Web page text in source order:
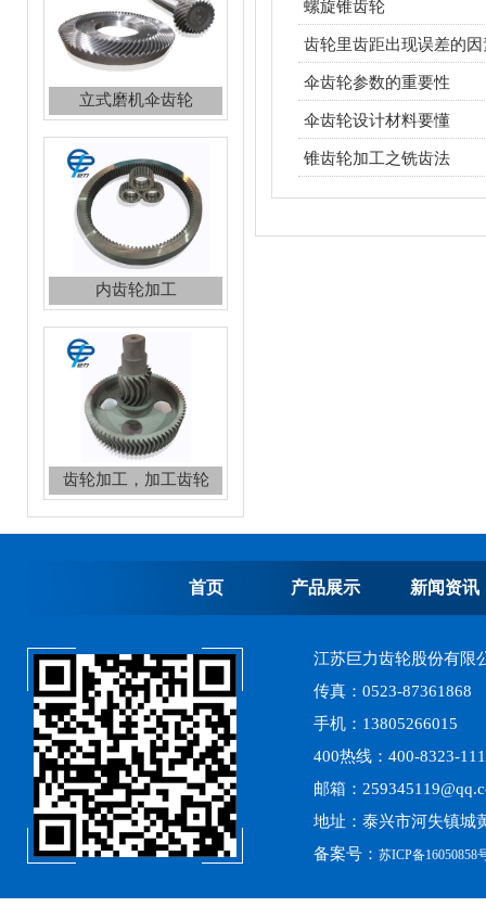
立式磨机伞齿轮
内齿轮加工
齿轮加工，加工齿轮
高精度齿轮加工
离心式选粉机锥齿轮系列
螺旋锥齿轮
齿轮里齿距出现误差的因
伞齿轮参数的重要性
伞齿轮设计材料要懂
锥齿轮加工之铣齿法
首页 产品展示 新闻资讯
江苏巨力齿轮股份有限
传真：0523-87361868
手机：13805266015
400热线：400-8323-111
邮箱：
地址：泰兴市河失镇城
备案号： 苏ICP备16050858